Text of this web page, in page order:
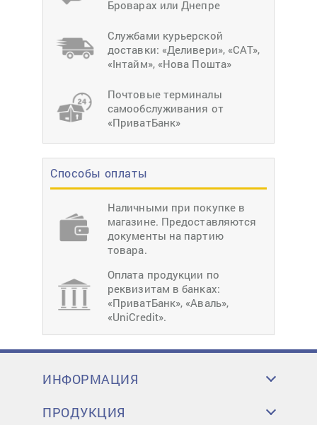
Броварах или Днепре
Службами курьерской
доставки: «Деливери», «САТ»,
«Інтайм», «Нова Пошта»
Почтовые терминалы
самообслуживания от
«ПриватБанк»
Способы оплаты
Наличными при покупке в
магазине. Предоставляются
документы на партию
товара.
Оплата продукции по
реквизитам в банках:
«ПриватБанк», «Аваль»,
«UniCredit».
ИНФОРМАЦИЯ
ПРОДУКЦИЯ